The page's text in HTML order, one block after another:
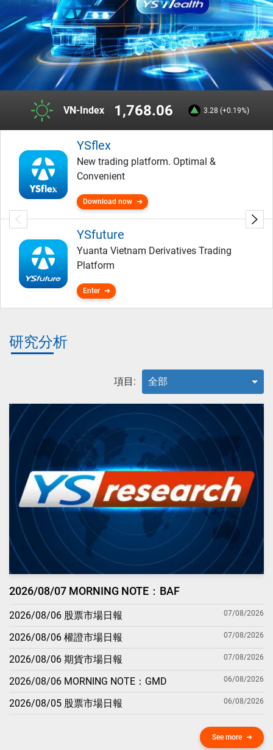
VN-Index 1,768.06 3.28 (+0.19%)
YSflex
New trading platform. Optimal &
Convenient
Download now
YSfuture
Yuanta Vietnam Derivatives Trading
Platform
Enter
研究分析
項目: 全部
2026/08/07 MORNING NOTE：BAF
2026/08/06 股票市場日報 07/08/2026
2026/08/06 權證市場日報 07/08/2026
2026/08/06 期貨市場日報 07/08/2026
2026/08/06 MORNING NOTE：GMD 06/08/2026
2026/08/05 股票市場日報 06/08/2026
See more